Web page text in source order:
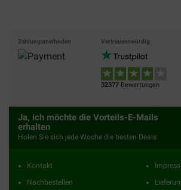
Zahlungsmethoden Vertrauenswürdig
32377 Bewertungen
Ja, ich möchte die Vorteils-E-Mails
erhalten
Holen Sie sich jede Woche die besten Deals
Kontakt
Nachbestellen